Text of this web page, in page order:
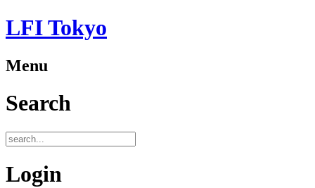
LFI Tokyo
Menu
Search
Login